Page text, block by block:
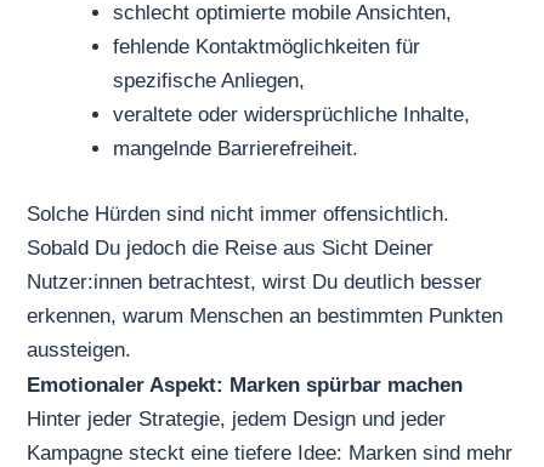
schlecht optimierte mobile Ansichten,
fehlende Kontaktmöglichkeiten für
spezifische Anliegen,
veraltete oder widersprüchliche Inhalte,
mangelnde Barrierefreiheit.
Solche Hürden sind nicht immer offensichtlich.
Sobald Du jedoch die Reise aus Sicht Deiner
Nutzer:innen betrachtest, wirst Du deutlich besser
erkennen, warum Menschen an bestimmten Punkten
aussteigen.
Emotionaler Aspekt: Marken spürbar machen
Hinter jeder Strategie, jedem Design und jeder
Kampagne steckt eine tiefere Idee: Marken sind mehr